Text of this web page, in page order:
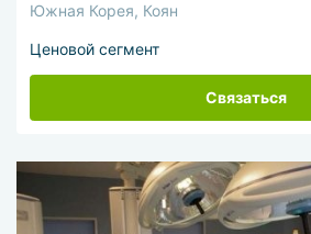
Южная Корея, Коян
Ценовой сегмент
Связаться